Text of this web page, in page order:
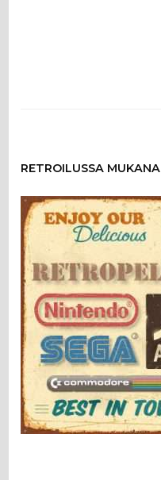
RETROILUSSA MUKANA